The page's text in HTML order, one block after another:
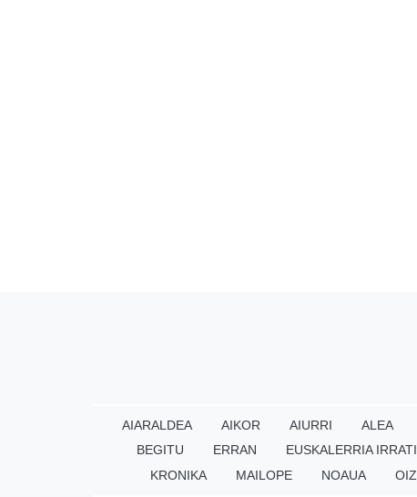
AIARALDEA AIKOR AIURRI ALEA
BEGITU
ERRAN EUSKALERRIA
KRONIKA
MAILOPE NOAUA